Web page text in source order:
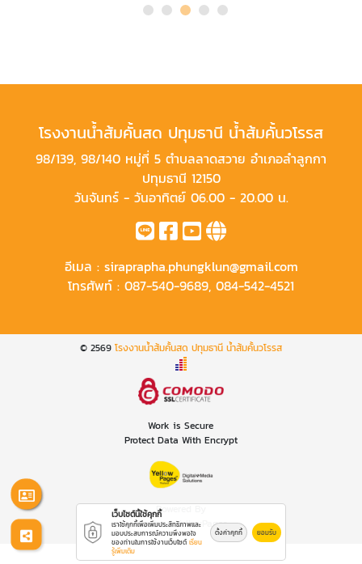
โรงงานน้ำส้มคั้นสด ปทุมธานี น้ำส้มคั้นวโรรส
98/139, 98/140 หมู่ที่ 5 ตำบลลาดสวาย อำเภอลำลูกกา
ปทุมธานี 12150
วันจันทร์ - วันอาทิตย์ 06.00 - 20.00 น.
อีเมล : siraprapha.phungklun@gmail.com
โทรศัพท์ : 087-540-9689, 084-542-4521
© 2569 โรงงานน้ำส้มคั้นสด ปทุมธานี น้ำส้มคั้นวโรรส
Work is Secure
Protect Data With Encrypt
Powered By
Thailand YellowPages
เว็บไซต์นี้ใช้คุกกี้
เราใช้คุกกี้เพื่อเพิ่มประสิทธิภาพและ
มอบประสบการณ์ความพึงพอใจ
ของท่านในการใช้งานเว็บไซต์ เรียน
รู้เพิ่มเติม
ตั้งค่าคุกกี้ ยอมรับ